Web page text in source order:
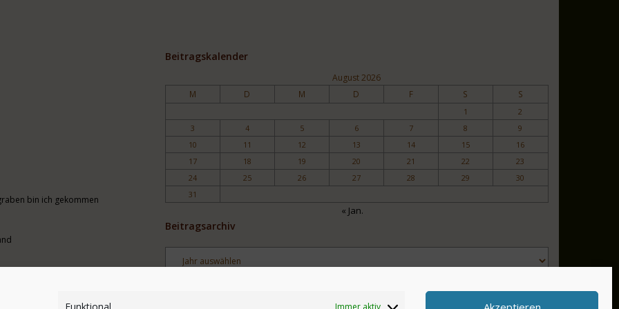
Immer aktiv
bin ich gekommen
Beitragskalender
August 2026
M D M D F S S
1
2
3
4 5 6 7 8
9
10
11 12 13 14 15
16
17
18 19 20 21 22
23
24
25 26 27 28 29
30
31
« Jan.
Beitragsarchiv
Archiv